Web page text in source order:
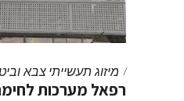
מיזוג תעשייתי צבא
רפאל מערכות